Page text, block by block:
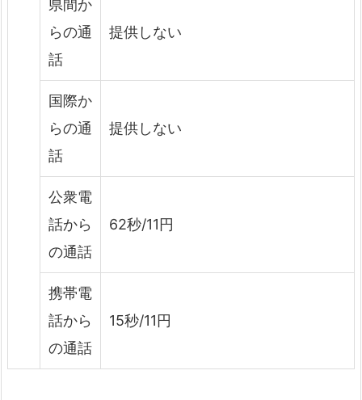
県間か
らの通
話
提供しない
国際か
らの通
話
提供しない
公衆電
話から
の通話
62秒/11円
携帯電
話から
の通話
15秒/11円